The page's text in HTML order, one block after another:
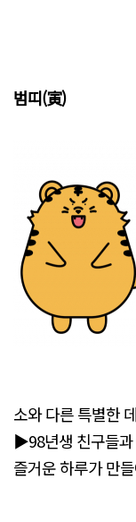
범띠(寅)
소와 다른 특별한
▶98년생 친구들과
즐거운 하루가 만